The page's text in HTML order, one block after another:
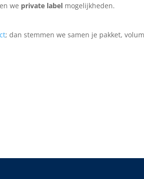
we private label mogelijkheden.
; dan stemmen we samen je pakket,